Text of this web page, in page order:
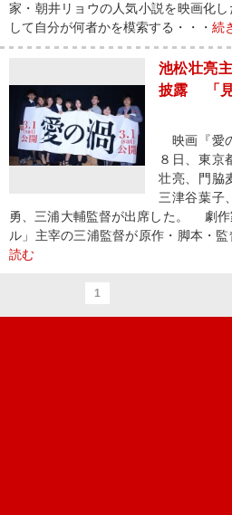
家・朝井リョウの人気小説を映画化
して自分が何者かを模索する・・・ 続
池松壮亮
披露 「見
映画『愛
８日、東京
壮亮、門脇
三津谷葉子
勇、三浦大輔監督が出席した。 劇作
ル」主宰の三浦監督が原作・脚本・
読む
1